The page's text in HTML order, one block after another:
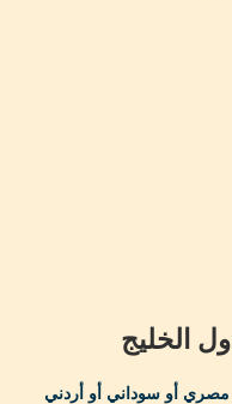
مصري أو سوداني أو أردني